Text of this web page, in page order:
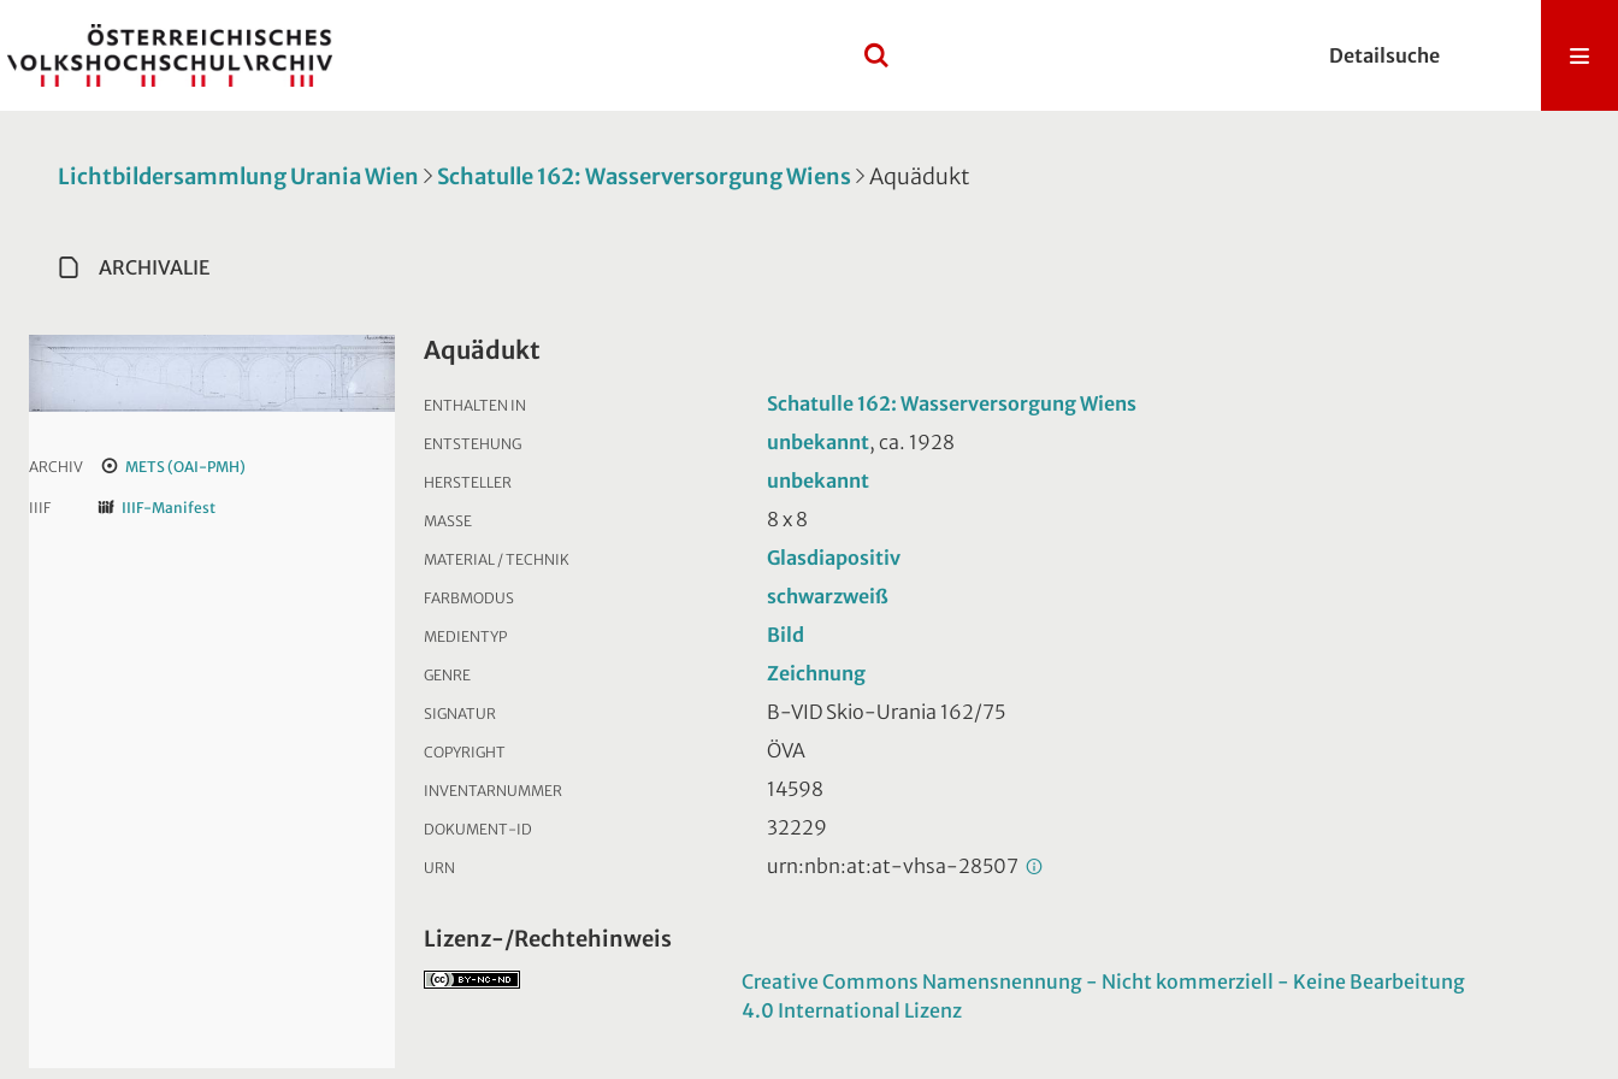
Detailsuche
Lichtbildersammlung Urania Wien Schatulle 162: Wasserversorgung Wiens Aquädukt
ARCHIVALIE
ARCHIV METS (OAI-PMH)
IIIF IIIF-Manifest
Aquädukt
ENTHALTEN IN Schatulle 162: Wasserversorgung Wiens
ENTSTEHUNG unbekannt, ca. 1928
HERSTELLER unbekannt
MASSE 8 x 8
MATERIAL / TECHNIK Glasdiapositiv
FARBMODUS schwarzweiß
MEDIENTYP Bild
GENRE Zeichnung
SIGNATUR B-VID Skio-Urania 162/75
COPYRIGHT ÖVA
INVENTARNUMMER 14598
DOKUMENT-ID 32229
URN urn:nbn:at:at-vhsa-28507
Lizenz-/Rechtehinweis
Creative Commons Namensnennung - Nicht kommerziell - Keine Bearbeitung
4.0 International Lizenz